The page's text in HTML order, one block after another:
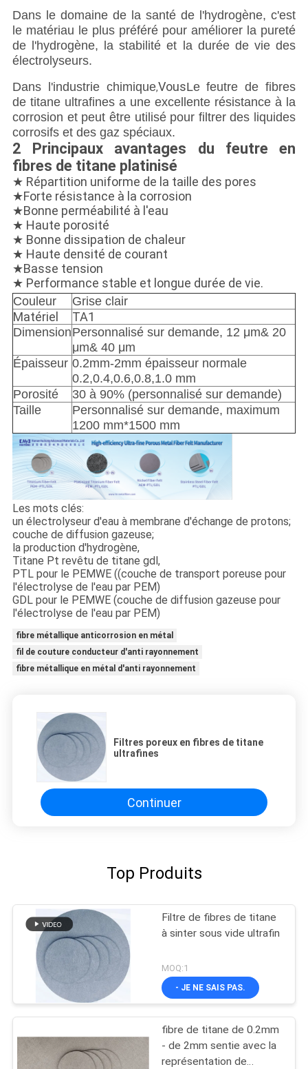
Dans le domaine de la santé de l'hydrogène, c'est
le matériau le plus préféré pour améliorer la pureté
de l'hydrogène, la stabilité et la durée de vie des
électrolyseurs.
Dans l'industrie chimique,VousLe feutre de fibres
de titane ultrafines a une excellente résistance à la
corrosion et peut être utilisé pour filtrer des liquides
corrosifs et des gaz spéciaux.
2 Principaux avantages du feutre en
fibres de titane platinisé
★ Répartition uniforme de la taille des pores
★Forte résistance à la corrosion
★Bonne perméabilité à l'eau
★ Haute porosité
★ Bonne dissipation de chaleur
★ Haute densité de courant
★Basse tension
★ Performance stable et longue durée de vie.
Couleur Grise clair
Matériel TA1
DimensionPersonnalisé sur demande, 12 μm& 20
μm& 40 μm
Épaisseur 0.2mm-2mm épaisseur normale
0.2,0.4,0.6,0.8,1.0 mm
Porosité
30 à 90% (personnalisé sur demande)
Taille
Personnalisé sur demande, maximum
1200 mm*1500 mm
Les mots clés:
un électrolyseur d'eau à membrane d'échange de protons;
couche de diffusion gazeuse;
la production d'hydrogène,
Titane Pt revêtu de titane gdl,
PTL pour le PEMWE ((couche de transport poreuse pour
l'électrolyse de l'eau par PEM)
GDL pour le PEMWE (couche de diffusion gazeuse pour
l'électrolyse de l'eau par PEM)
fibre métallique anticorrosion en métal
fil de couture conducteur d'anti rayonnement
fibre métallique en métal d'anti rayonnement
Filtres poreux en fibres de titane
ultrafines
Continuer
Top Produits
Filtre de fibres de titane
à sinter sous vide ultrafin
MOQ:1
- JE NE SAIS PAS.
fibre de titane de 0.2mm
- de 2mm sentie avec la
représentation de